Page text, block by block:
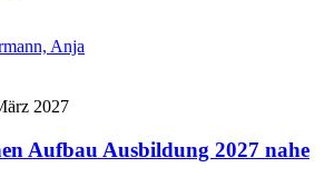
Anja
2027
Aufbau Ausbildung 2027 nahe